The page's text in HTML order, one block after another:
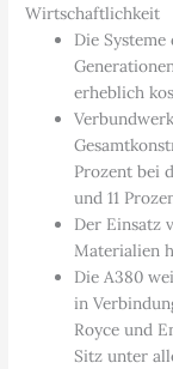
Wirtschaftlichkeit
Die
erheblich
Prozent bei
und 11
Der Einsatz
Materialien
Die A380
in
Royce und
Sitz unter